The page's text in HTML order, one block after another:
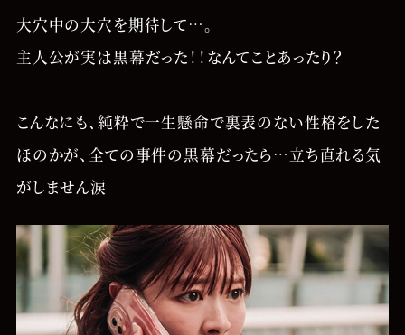
大穴中の大穴を期待して…。
主人公が実は黒幕だった！！なんてことあったり？
こんなにも、純粋で一生懸命で裏表のない性格をした
ほのかが、全ての事件の黒幕だったら…立ち直れる気
がしません涙